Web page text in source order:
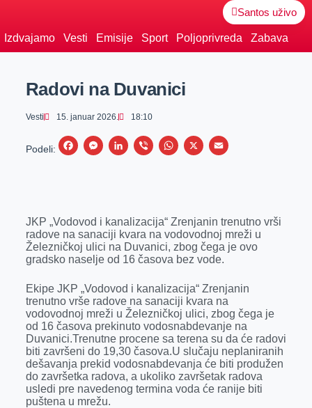
Santos uživo
Izdvajamo Vesti Emisije Sport Poljoprivreda Zabava
Radovi na Duvanici
Vesti 15. januar 2026. 18:10
Podeli:
F
b
o
o
M
e
n
g
e
r
L
e
d
I
n
V
r
W
s
A
p
X
E
l
JKP „Vodovod i kanalizacija“ Zrenjanin trenutno vrši
radove na sanaciji kvara na vodovodnoj mreži u
Železničkoj ulici na Duvanici, zbog čega je ovo
gradsko naselje od 16 časova bez vode.
Ekipe JKP „Vodovod i kanalizacija“ Zrenjanin
trenutno vrše radove na sanaciji kvara na
vodovodnoj mreži u Železničkoj ulici, zbog čega je
od 16 časova prekinuto vodosnabdevanje na
Duvanici.Trenutne procene sa terena su da će radovi
biti završeni do 19,30 časova.U slučaju neplaniranih
dešavanja prekid vodosnabdevanja će biti produžen
do završetka radova, a ukoliko završetak radova
usledi pre navedenog termina voda će ranije biti
puštena u mrežu.